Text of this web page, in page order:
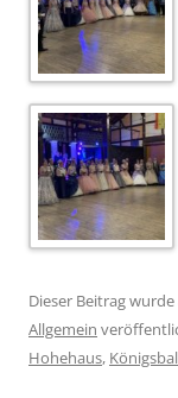
Dieser Beitrag wurde
Allgemein
Hohehaus,